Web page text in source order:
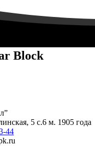
Block
5 с.6 м. 1905 года
44